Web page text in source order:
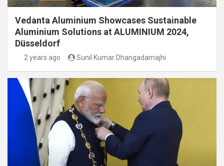
Vedanta Aluminium Showcases Sustainable
Aluminium Solutions at ALUMINIUM 2024,
Düsseldorf
2 years ago Sunil Kumar Dhangadamajhi